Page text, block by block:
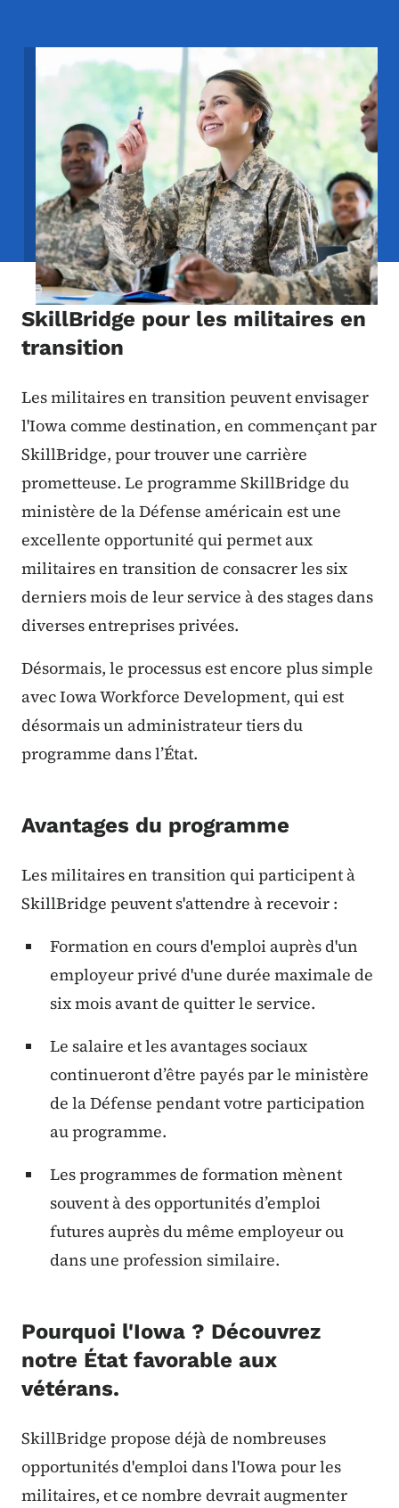
Image
SkillBridge pour les militaires en
transition
Les militaires en transition peuvent envisager
l'Iowa comme destination, en commençant par
SkillBridge, pour trouver une carrière
prometteuse. Le programme SkillBridge du
ministère de la Défense américain est une
excellente opportunité qui permet aux
militaires en transition de consacrer les six
derniers mois de leur service à des stages dans
diverses entreprises privées.
Désormais, le processus est encore plus simple
avec Iowa Workforce Development, qui est
désormais un administrateur tiers du
programme dans l’État.
Avantages du programme
Les militaires en transition qui participent à
SkillBridge peuvent s'attendre à recevoir :
Formation en cours d'emploi auprès d'un
employeur privé d'une durée maximale de
six mois avant de quitter le service.
Le salaire et les avantages sociaux
continueront d’être payés par le ministère
de la Défense pendant votre participation
au programme.
Les programmes de formation mènent
souvent à des opportunités d’emploi
futures auprès du même employeur ou
dans une profession similaire.
Pourquoi l'Iowa ? Découvrez
notre État favorable aux
vétérans.
SkillBridge propose déjà de nombreuses
opportunités d'emploi dans l'Iowa pour les
militaires, et ce nombre devrait augmenter